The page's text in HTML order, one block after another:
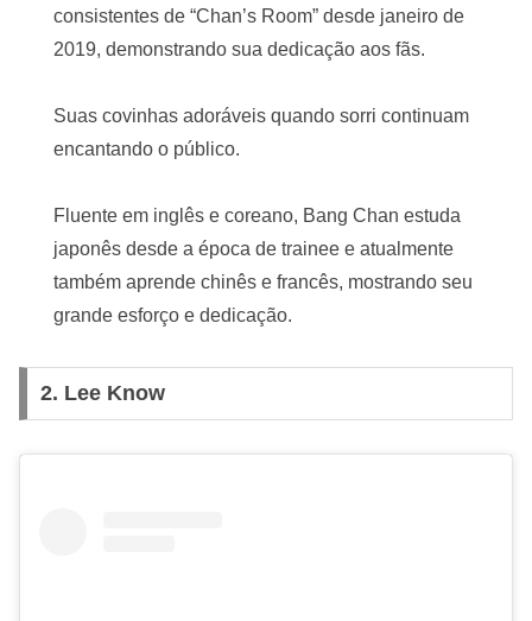
consistentes de “Chan’s Room” desde janeiro de
2019, demonstrando sua dedicação aos fãs.
Suas covinhas adoráveis quando sorri continuam
encantando o público.
Fluente em inglês e coreano, Bang Chan estuda
japonês desde a época de trainee e atualmente
também aprende chinês e francês, mostrando seu
grande esforço e dedicação.
2. Lee Know